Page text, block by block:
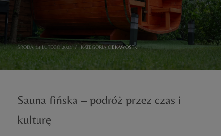
ŚRODA, 14 LUTEGO 2024 / KATEGORIACIEKAWOSTKI
Sauna fińska – podróż przez czas i
kulturę